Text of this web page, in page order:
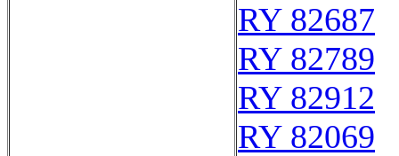
RY 82687
RY 82789
RY 82912
RY 82069